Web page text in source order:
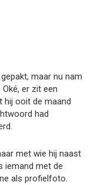
maar nu nam
er zit een
hij ooit de maand
had
met wie hij naast
iemand met de
als profielfoto.